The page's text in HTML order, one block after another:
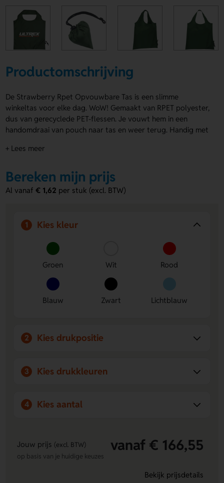
Productomschrijving
De Strawberry Rpet Opvouwbare Tas is een slimme
winkeltas voor elke dag. WoW! Gemaakt van RPET polyester,
dus van gerecyclede PET-flessen. Je vouwt hem in een
handomdraai van pouch naar tas en weer terug. Handig met
uitgeklapt. Verkrijgbaar in Groen, Wit, Rood, Blauw, Zwart en
bedrukken op 1st side en 2nd side met je logo, naam of
eigen ontwerp. Bestel of vraag een prijs op.
Opvouwbare Tas
Altijd compact mee te nemen
een pouch en neem hem makkelijk overal mee naartoe.
Ruimte voor een opvallende bedrukking
- Laat op 1st
side of 2nd side je logo, naam of eigen ontwerp
plaatsen.
Duurzaam en praktisch in gebruik
- Gemaakt van
gerecyclede PET-flessen en ideaal voor dagelijks
+ Lees meer
Bereken mijn prijs
Al vanaf€ 1,62 per stuk (excl. BTW)
1 Kies kleur
Groen Wit Rood
Blauw Zwart Lichtblauw
2 Kies drukpositie
3 Kies drukkleuren
4 Kies aantal
Jouw prijs (excl. BTW) vanaf € 166,55
op basis van je huidige keuzes
Bekijk prijsdetails